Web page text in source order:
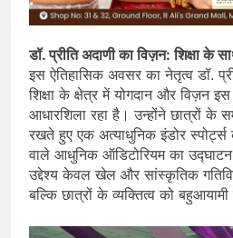
डॉ. प्रीति अदाणी का विज़न: शिक्षा के
इस ऐतिहासिक अवसर का नेतृत्व डॉ.
शिक्षा के क्षेत्र में योगदान और विज़न
आधारशिला रहा है। उन्होंने छात्रों के
रखते हुए एक अत्याधुनिक इंडोर
वाले आधुनिक ऑडिटोरियम का
उद्देश्य केवल खेल और सांस्कृतिक
बल्कि छात्रों के व्यक्तित्व को